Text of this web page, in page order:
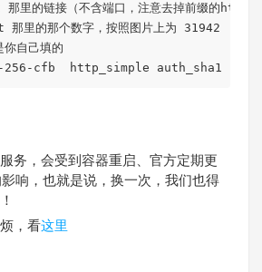
里的链接（不含端口，注意去掉前缀的
里的那个数字，按照图片上为 31942
自己填的
256
务，会受到容器重启、官方定期更
响，也就是说，换一次，我们也得
，看这里